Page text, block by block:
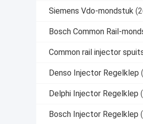
Siemens Vdo-mondstuk
Bosch Common Rail-
Common rail injector
Denso Injector Regelklep
Delphi Injector Regelklep
Bosch Injector Regelklep